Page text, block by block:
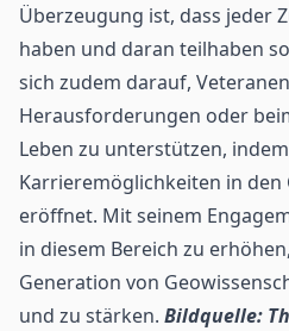
Überzeugung ist, dass jeder
haben und daran teilhaben
sich zudem darauf,
Herausforderungen oder
Leben zu unterstützen,
Karrieremöglichkeiten in den
eröffnet. Mit seinem
in diesem Bereich zu
Generation von
und zu stärken. Bildquelle: